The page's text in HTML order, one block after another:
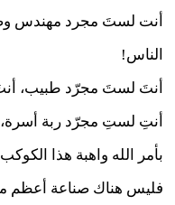
أنت لستَ مجرد مهندس
الناس!
أنتَ لستَ مجرّد طبيب،
أنتِ لستِ مجرّد ربة
بأمر الله واهبة هذا
فليس هناك صناعة أعظم